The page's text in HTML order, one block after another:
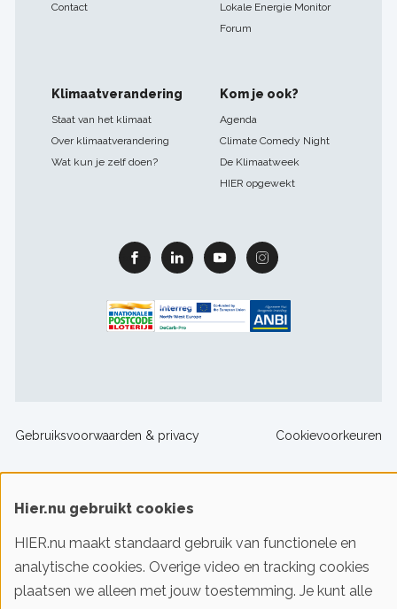
Contact
Lokale Energie Monitor
Forum
Klimaatverandering
Staat van het klimaat
Over klimaatverandering
Wat kun je zelf doen?
Kom je ook?
Agenda
Climate Comedy Night
De Klimaatweek
HIER opgewekt
Facebook Linkedin Youtube Instagram
Footer
Gebruiksvoorwaarden & privacy Cookievoorkeuren
© 2016-2026 Klimaatstichting HIER
Iedereen slim met energie. HIER helpt je!
Hier.nu gebruikt cookies
HIER.nu maakt standaard gebruik van functionele en
analytische cookies. Overige video en tracking cookies
plaatsen we alleen met jouw toestemming. Je kunt alle